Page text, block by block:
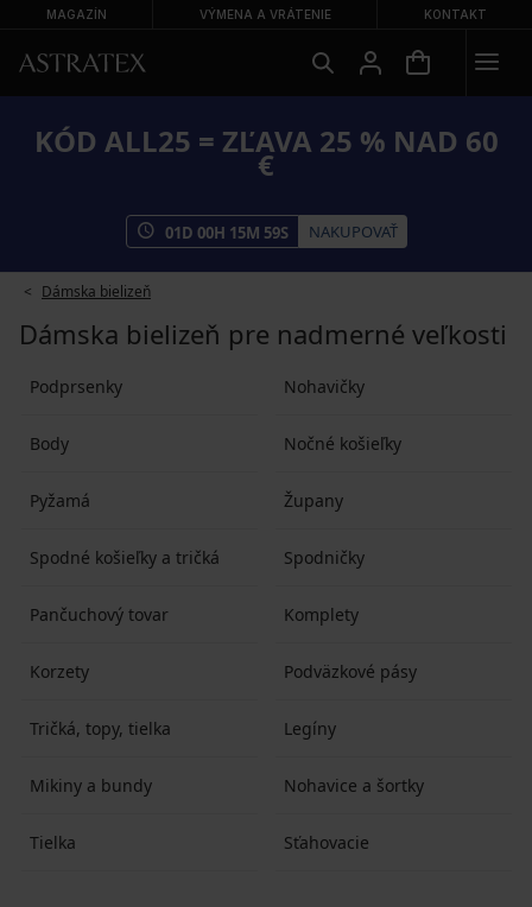
MAGAZÍN VÝMENA A VRÁTENIE KONTAKT
KÓD ALL25 = ZĽAVA 25 % NAD 60
€
01D 00H 15M 58S NAKUPOVAŤ
Dámska bielizeň
Dámska bielizeň pre nadmerné veľkosti
Podprsenky Nohavičky
Body Nočné košieľky
Pyžamá Župany
Spodné košieľky a tričká Spodničky
Pančuchový tovar Komplety
Korzety Podväzkové pásy
Tričká, topy, tielka Legíny
Mikiny a bundy Nohavice a šortky
Tielka Sťahovacie